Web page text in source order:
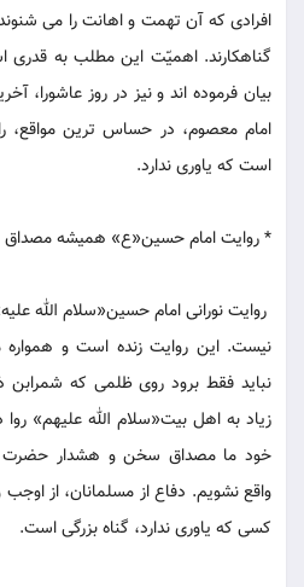
افرادی که آن تهمت و اهانت را می
گناهکارند. اهمیّت این مطلب به قدری
بیان فرموده اند و نیز در روز عاشورا،
امام معصوم، در حساس ترین مواقع،
است که یاوری ندارد.
* روایت امام حسین«ع» همیشه مصداق
روایت نورانی امام حسین«سلام الله
نیست. این روایت زنده است و همواره
نباید فقط برود روی ظلمی که
زیاد به اهل بیت«سلام الله علیهم» روا
خود ما مصداق سخن و هشدار حضرت
واقع نشویم. دفاع از مسلمانان، از
کسی که یاوری ندارد، گناه بزرگی است.